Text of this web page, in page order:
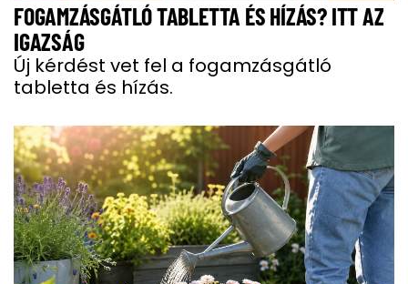
FOGAMZÁSGÁTLÓ TABLETTA ÉS HÍZÁS? ITT AZ
IGAZSÁG
Új kérdést vet fel a fogamzásgátló
tabletta és hízás.